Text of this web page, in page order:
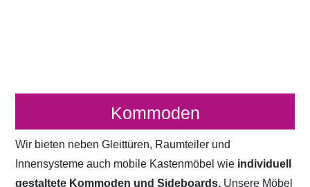
Kommoden
Wir bieten neben Gleittüren, Raumteiler und
Innensysteme auch mobile Kastenmöbel wie individuell
gestaltete Kommoden und Sideboards. Unsere Möbel